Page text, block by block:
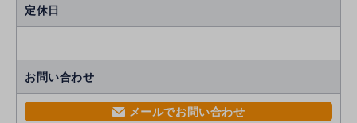
定休日
お問い合わせ
mail メールでお問い合わせ